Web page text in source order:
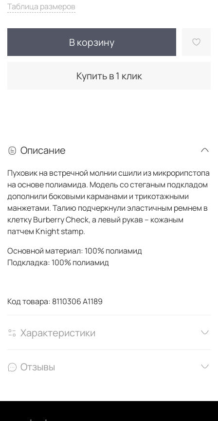
Таблица размеров
В корзину
Купить в 1 клик
Описание
Пуховик на встречной молнии сшили из микрорипстопа
на основе полиамида. Модель со стеганым подкладом
дополнили боковыми карманами и трикотажными
манжетами. Талию подчеркнули эластичным ремнем в
клетку Burberry Check, а левый рукав – кожаным
патчем Knight stamp.
Основной материал: 100% полиамид
Подкладка: 100% полиамид
Код товара: 8110306 A1189
Характеристики
Отзывы